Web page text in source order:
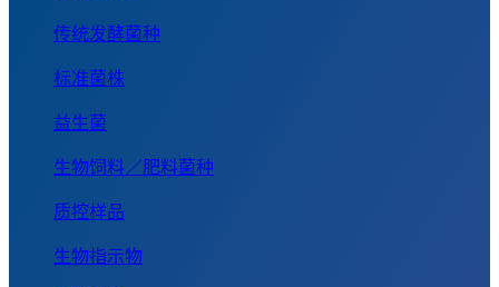
传统发酵菌种
标准菌株
益生菌
生物饲料／肥料菌种
质控样品
生物指示物